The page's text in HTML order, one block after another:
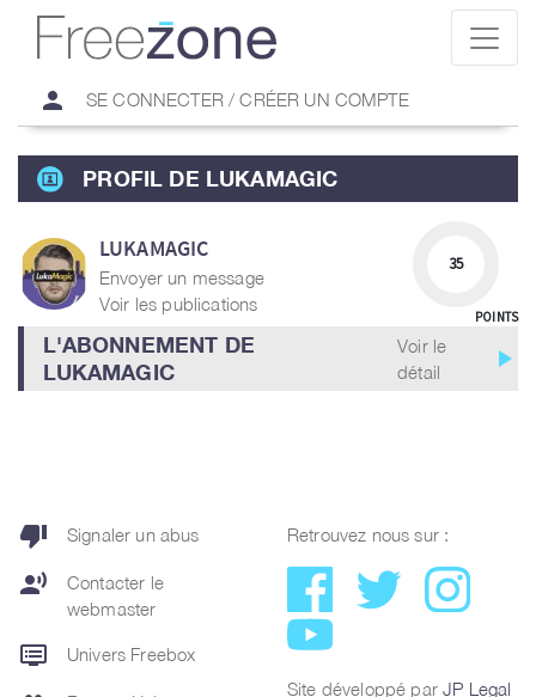
person SE CONNECTER / CRÉER UN COMPTE
PROFIL DE LUKAMAGIC
LUKAMAGIC
Envoyer un message
Voir les publications
35
POINTS
L'ABONNEMENT DE
LUKAMAGIC
Voir le
détail
play_arrow
thumb_down Signaler un abus
record_voice_over
Contacter le
webmaster
dvr Univers Freebox
Retrouvez nous sur :
Site développé parJP Legal